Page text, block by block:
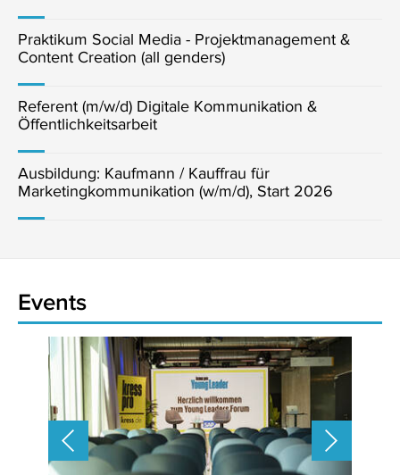
Praktikum Social Media - Projektmanagement &
Content Creation (all genders)
Referent (m/w/d) Digitale Kommunikation &
Öffentlichkeitsarbeit
Ausbildung: Kaufmann / Kauffrau für
Marketingkommunikation (w/m/d), Start 2026
Events